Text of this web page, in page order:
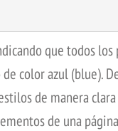
que todos los
color azul (blue).
de manera
de una